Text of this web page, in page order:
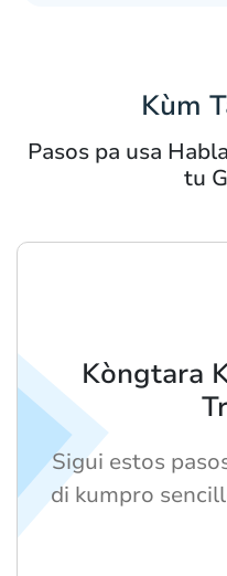
Kùm
Pasos pa usa
tu
Kòngtara
Sigui estos
di kumpro